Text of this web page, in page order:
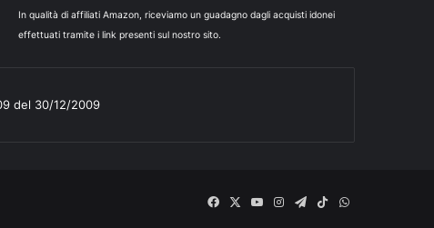
In qualità di affiliati Amazon, riceviamo un guadagno dagli acquisti idonei
effettuati tramite i link presenti sul nostro sito.
del 30/12/2009
Facebook
X
YouInstagram
Telegram
TikTokWhatsApp